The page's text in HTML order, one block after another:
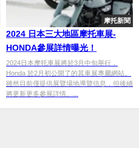
摩托新聞
2024 日本三大地區摩托車展-
HONDA參展詳情曝光！
2024日本摩托車展將於3月中旬舉行，
Honda 於2月初公開了的其車展專屬網站。
雖然目前僅提供展覽場地導覽信息，但後續
將更新更多參展詳情。...